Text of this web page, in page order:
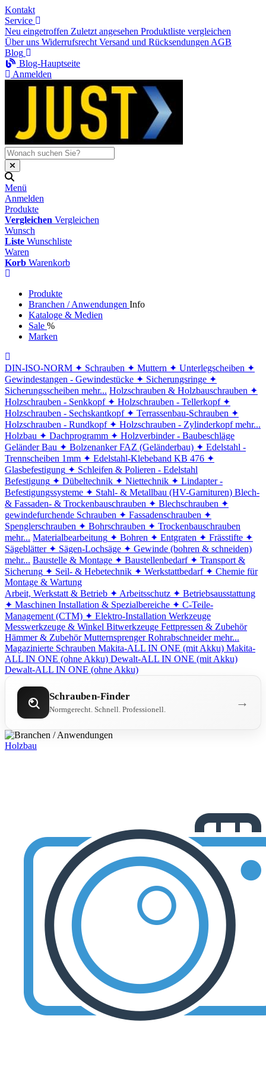
Kontakt
Service
Neu eingetroffen Zuletzt angesehen Produktliste vergleichen
Über uns Widerrufsrecht Versand und Rücksendungen AGB
Blog
Blog-Hauptseite
Anmelden
Menü
Anmelden
Produkte
Vergleichen Vergleichen
Wunsch
Liste Wunschliste
Waren
Korb Warenkorb
Produkte
Branchen / Anwendungen Info
Kataloge & Medien
Sale %
Marken
DIN-ISO-NORM ✦ Schrauben ✦ Muttern ✦ Unterlegscheiben ✦
Gewindestangen - Gewindestücke ✦ Sicherungsringe ✦
Sicherungsscheiben mehr... Holzschrauben & Holzbauschrauben ✦
Holzschrauben - Senkkopf ✦ Holzschrauben - Tellerkopf ✦
Holzschrauben - Sechskantkopf ✦ Terrassenbau-Schrauben ✦
Holzschrauben - Rundkopf ✦ Holzschrauben - Zylinderkopf mehr...
Holzbau ✦ Dachprogramm ✦ Holzverbinder - Baubeschläge
Geländer Bau ✦ Bolzenanker FAZ (Geländerbau) ✦ Edelstahl -
Trennscheiben 1mm ✦ Edelstahl-Klebeband KB 476 ✦
Glasbefestigung ✦ Schleifen & Polieren - Edelstahl
Befestigung ✦ Dübeltechnik ✦ Niettechnik ✦ Lindapter -
Befestigungssysteme ✦ Stahl- & Metallbau (HV-Garnituren) Blech-
& Fassaden- & Trockenbauschrauben ✦ Blechschrauben ✦
gewindefurchende Schrauben ✦ Fassadenschrauben ✦
Spenglerschrauben ✦ Bohrschrauben ✦ Trockenbauschrauben
mehr... Materialbearbeitung ✦ Bohren ✦ Entgraten ✦ Frässtifte ✦
Sägeblätter ✦ Sägen-Lochsäge ✦ Gewinde (bohren & schneiden)
mehr... Baustelle & Montage ✦ Baustellenbedarf ✦ Transport &
Sicherung ✦ Seil- & Hebetechnik ✦ Werkstattbedarf ✦ Chemie für
Montage & Wartung
Arbeit, Werkstatt & Betrieb ✦ Arbeitsschutz ✦ Betriebsausstattung
✦ Maschinen Installation & Spezialbereiche ✦ C-Teile-
Management (CTM) ✦ Elektro-Installation Werkzeuge
Messwerkzeuge & Winkel Bitwerkzeuge Fettpressen & Zubehör
Hämmer & Zubehör Mutternsprenger Rohrabschneider mehr...
Magazinierte Schrauben Makita-ALL IN ONE (mit Akku) Makita-
ALL IN ONE (ohne Akku) Dewalt-ALL IN ONE (mit Akku)
Dewalt-ALL IN ONE (ohne Akku)
Schrauben-Finder
Normgerecht. Schnell. Professionell. →
Holzbau